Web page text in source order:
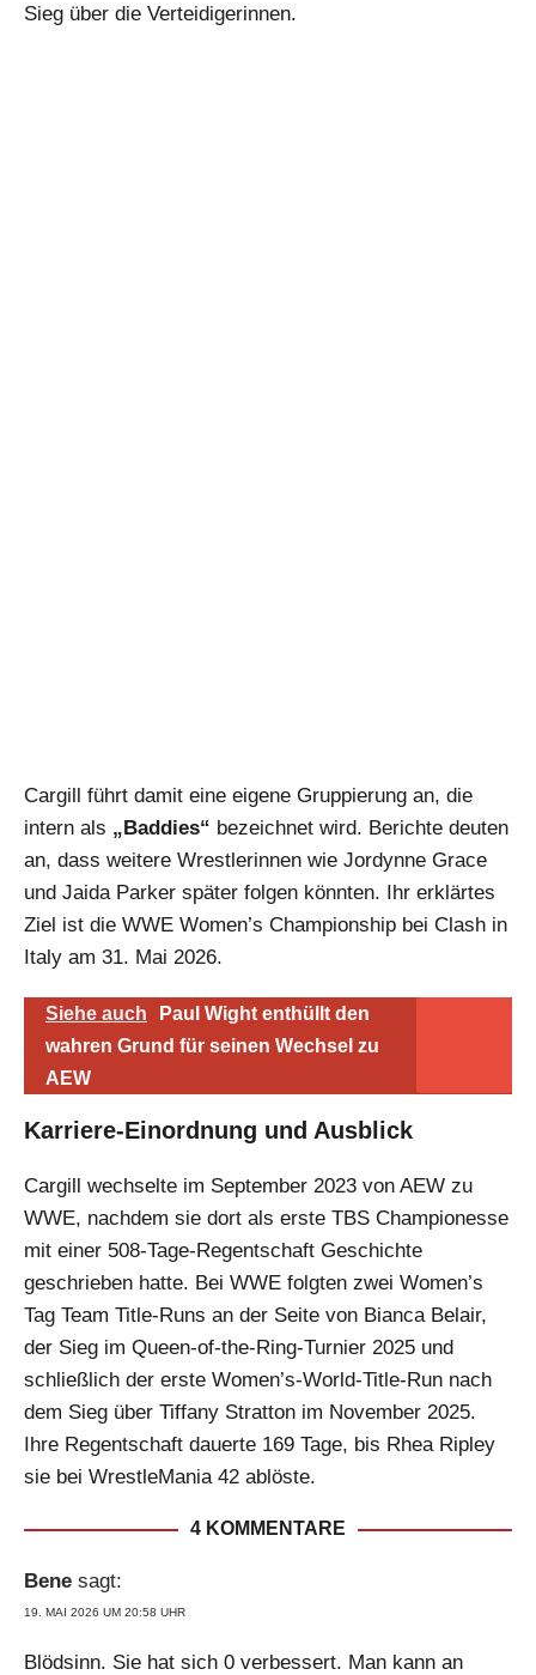
Sieg über die Verteidigerinnen.
Cargill führt damit eine eigene Gruppierung an, die
intern als „Baddies“ bezeichnet wird. Berichte deuten
an, dass weitere Wrestlerinnen wie Jordynne Grace
und Jaida Parker später folgen könnten. Ihr erklärtes
Ziel ist die WWE Women’s Championship bei Clash in
Italy am 31. Mai 2026.
Siehe auch
Paul Wight enthüllt den
wahren Grund für seinen Wechsel zu
AEW
Karriere-Einordnung und Ausblick
Cargill wechselte im September 2023 von AEW zu
WWE, nachdem sie dort als erste TBS Championesse
mit einer 508-Tage-Regentschaft Geschichte
geschrieben hatte. Bei WWE folgten zwei Women’s
Tag Team Title-Runs an der Seite von Bianca Belair,
der Sieg im Queen-of-the-Ring-Turnier 2025 und
schließlich der erste Women’s-World-Title-Run nach
dem Sieg über Tiffany Stratton im November 2025.
Ihre Regentschaft dauerte 169 Tage, bis Rhea Ripley
sie bei WrestleMania 42 ablöste.
4 KOMMENTARE
Bene sagt:
19. MAI 2026 UM 20:58 UHR
Blödsinn. Sie hat sich 0 verbessert. Man kann an